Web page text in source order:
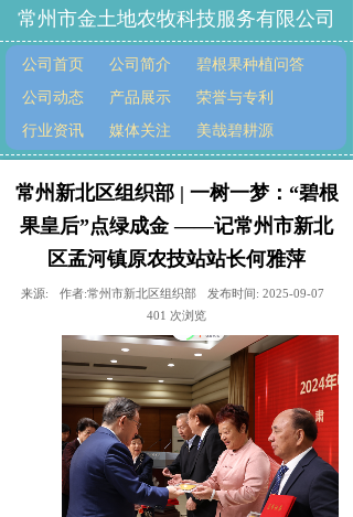
常州市金土地农牧科技服务有限公司
公司首页 公司简介
碧根果种植问答
公司动态
产品展示
荣誉与专利
行业资讯
媒体关注 美哉碧耕源
常州新北区组织部 | 一树一梦：“碧根
果皇后”点绿成金 ——记常州市新北
区孟河镇原农技站站长何雅萍
来源: 作者:常州市新北区组织部 发布时间: 2025-09-07
401 次浏览